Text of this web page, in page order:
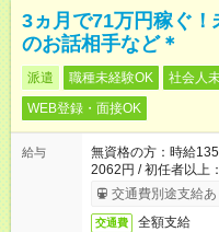
3ヵ月で71万円稼ぐ
のお話相手など＊
派遣 職種未経験OK 社会人
WEB登録・面接OK
給与
無資格の方：時給
2062円 / 初任者以上
交通費別途支給あ
交通費 全額支給